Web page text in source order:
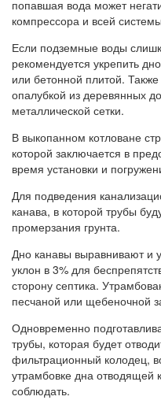
попавшая вода может
компрессора и всей
Если подземные воды
рекомендуется укрепить
или бетонной плитой.
опалубкой из деревянных
металлической сетки.
В выкопанном котловане
которой заключается в
время установки и
Для подведения
канава, в которой трубы
промерзания грунта.
Дно канавы выравнивают и
уклон в 3% для
сторону септика.
песчаной или щебеночной
Одновременно
трубы, которая будет
фильтрационный колодец,
утрамбовке дна отводящей
соблюдать.